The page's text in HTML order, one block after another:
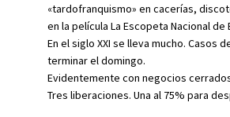
«tardofranquismo» en cacerías,
en la película La Escopeta Nacional de
En el siglo XXI se lleva mucho. Casos
terminar el domingo.
Evidentemente con negocios
Tres liberaciones. Una al 75% para